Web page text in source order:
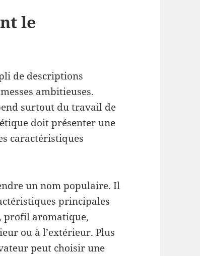
le
de descriptions
ambitieuses.
surtout du travail de
doit présenter une
caractéristiques
un nom populaire. Il
principales
profil aromatique,
ou à l’extérieur. Plus
peut choisir une